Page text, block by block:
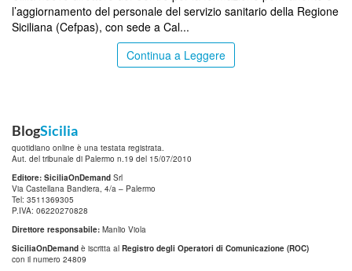
l’aggiornamento del personale del servizio sanitario della Regione
Siciliana (Cefpas), con sede a Cal...
Continua a Leggere
BlogSicilia
quotidiano online è una testata registrata.
Aut. del tribunale di Palermo n.19 del 15/07/2010
Editore: SiciliaOnDemand Srl
Via Castellana Bandiera, 4/a – Palermo
Tel: 3511369305
P.IVA: 06220270828
Direttore responsabile: Manlio Viola
SiciliaOnDemand è iscritta al Registro degli Operatori di Comunicazione (ROC)
con il numero 24809